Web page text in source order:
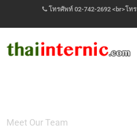
โทรศัพท์ 02-742-2692 <br>โท
Meet Our Team